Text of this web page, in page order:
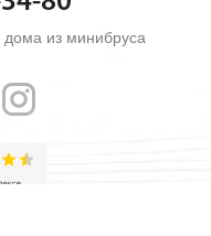
из минибруса